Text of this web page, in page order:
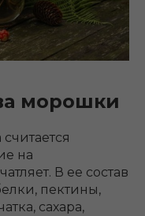
морошки
на
В ее состав
пектины,
сахара,